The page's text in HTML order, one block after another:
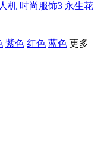
机 时尚服饰3 永生花
紫色 红色 蓝色 更多